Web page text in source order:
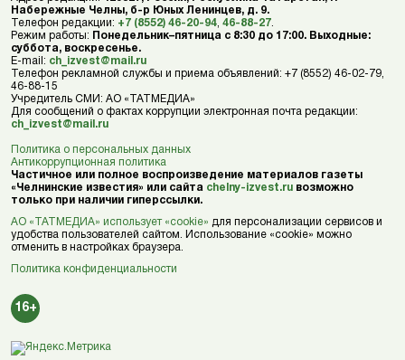
Набережные Челны, б-р Юных Ленинцев, д. 9.
Телефон редакции: +7 (8552) 46-20-94 46-88-27
Режим работы: Понедельник–пятница с 8:30 до 17:00. Выходные:
суббота, воскресенье.
E-mail: ch_izvest@mail.ru
Телефон рекламной службы и приема объявлений: +7 (8552) 46-02-79,
46-88-15
Учредитель СМИ: АО «ТАТМЕДИА»
Для сообщений о фактах коррупции электронная почта редакции:
ch_izvest@mail.ru
Политика о персональных данных
Антикоррупционная политика
Частичное или полное воспроизведение материалов газеты
«Челнинские известия» или сайта chelny-izvest.ru возможно
только при наличии гиперссылки.
АО «ТАТМЕДИА» использует «cookie» для персонализации сервисов и
удобства пользователей сайтом. Использование «cookie» можно
отменить в настройках браузера.
Политика конфиденциальности
16+